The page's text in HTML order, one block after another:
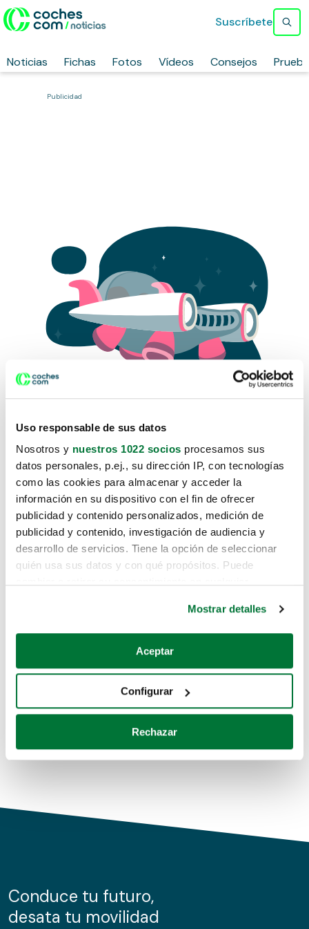
Uso responsable de sus datos
Nosotros y nuestros 1022 socios procesamos sus
datos personales, p.ej., su dirección IP, con tecnologías
como las cookies para almacenar y acceder la
información en su dispositivo con el fin de ofrecer
publicidad y contenido personalizados, medición de
publicidad y contenido, investigación de audiencia y
desarrollo de servicios. Tiene la opción de seleccionar
quién usa sus datos y con qué propósitos. Puede
Si lo permite, también quisiéramos:
Recopilar información sobre su ubicación geográfica
Identificar su dispositivo analizándolo activamente
para buscar características específicas (huellas
Obtenga más información sobre cómo se procesan sus
de cookies.
información sobre el uso que haga del sitio web con
nuestros partners de redes sociales, publicidad y análisis
Mostrar detalles
Aceptar
Configurar
Rechazar
Noticias Fichas Fotos Vídeos Consejos
Suscríbete
Publicidad
Lo sentimos, no sabemos como
te hemos traido hasta aquí.
Pero puedes encontrar el coche que estás
buscando en alguno de estos enlaces:
Coches de segunda mano
Coches de km0
Conduce tu futuro,
desata tu movilidad